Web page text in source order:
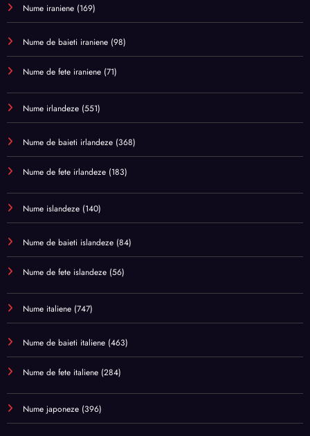
Nume iraniene (169)
Nume de baieti iraniene (98)
Nume de fete iraniene (71)
Nume irlandeze (551)
Nume de baieti irlandeze (368)
Nume de fete irlandeze (183)
Nume islandeze (140)
Nume de baieti islandeze (84)
Nume de fete islandeze (56)
Nume italiene (747)
Nume de baieti italiene (463)
Nume de fete italiene (284)
Nume japoneze (396)